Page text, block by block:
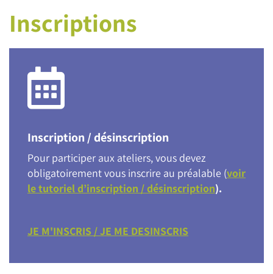
Inscriptions
Inscription / désinscription
Pour participer aux ateliers, vous devez
obligatoirement vous inscrire au préalable (voir
le tutoriel d’inscription / désinscription).
JE M'INSCRIS / JE ME DESINSCRIS